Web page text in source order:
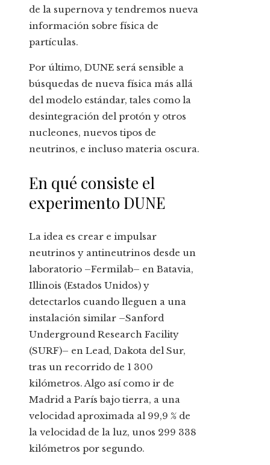
de la supernova y tendremos nueva
información sobre física de
partículas.
Por último, DUNE será sensible a
búsquedas de nueva física más allá
del modelo estándar, tales como la
desintegración del protón y otros
nucleones, nuevos tipos de
neutrinos, e incluso materia oscura.
En qué consiste el
experimento DUNE
La idea es crear e impulsar
neutrinos y antineutrinos desde un
laboratorio –Fermilab– en Batavia,
Illinois (Estados Unidos) y
detectarlos cuando lleguen a una
instalación similar –Sanford
Underground Research Facility
(SURF)– en Lead, Dakota del Sur,
tras un recorrido de 1 300
kilómetros. Algo así como ir de
Madrid a París bajo tierra, a una
velocidad aproximada al 99,9 % de
la velocidad de la luz, unos 299 338
kilómetros por segundo.